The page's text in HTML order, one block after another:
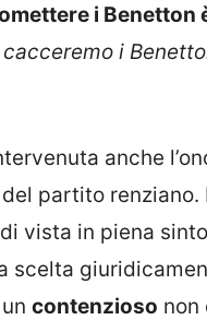
i Benetton
i
anche
partito
vista in piena
scelta
contenzioso non